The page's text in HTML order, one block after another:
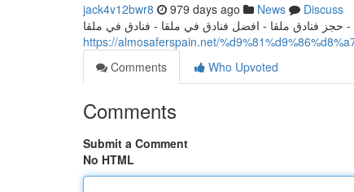
jack4v12bwr8 979 days ago News
Discuss
- حجز فنادق ملقا - افضل فنادق في ملقا - فنادق في ملقا
https://almosaferspain.net/
Comments
Who Upvoted
Comments
Submit a Comment
No HTML